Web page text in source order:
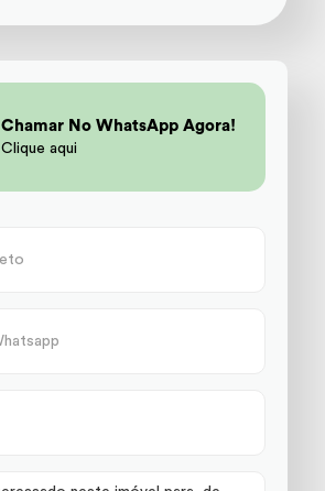
Chamar No WhatsApp Agora!
Clique aqui